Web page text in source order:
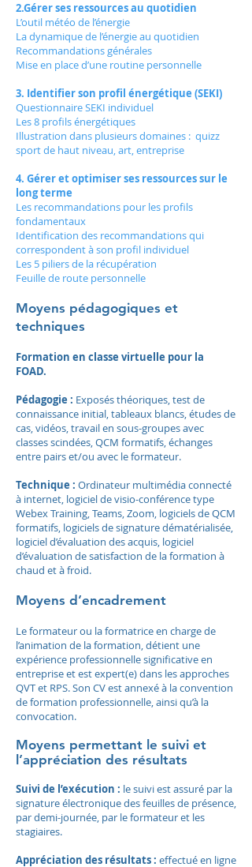
2.Gérer ses ressources au quotidien
L’outil météo de l’énergie
La dynamique de l’énergie au quotidien
Recommandations générales
Mise en place d’une routine personnelle
3. Identifier son profil énergétique (SEKI)
Questionnaire SEKI individuel
Les 8 profils énergétiques
Illustration dans plusieurs domaines : quizz
sport de haut niveau, art, entreprise
4. Gérer et optimiser ses ressources sur le
long terme
Les recommandations pour les profils
fondamentaux
Identification des recommandations qui
correspondent à son profil individuel
Les 5 piliers de la récupération
Feuille de route personnelle
Moyens pédagogiques et
techniques
Formation en classe virtuelle pour la
FOAD.
Pédagogie : Exposés théoriques, test de
connaissance initial, tableaux blancs, études de
cas, vidéos, travail en sous-groupes avec
classes scindées, QCM formatifs, échanges
entre pairs et/ou avec le formateur.
Technique : Ordinateur multimédia connecté
à internet, logiciel de visio-conférence type
Webex Training, Teams, Zoom, logiciels de QCM
formatifs, logiciels de signature dématérialisée,
logiciel d’évaluation des acquis, logiciel
d’évaluation de satisfaction de la formation à
chaud et à froid.
Moyens d’encadrement
Le formateur ou la formatrice en charge de
l’animation de la formation, détient une
expérience professionnelle significative en
entreprise et est expert(e) dans les approches
QVT et RPS. Son CV est annexé à la convention
de formation professionnelle, ainsi qu’à la
convocation.
Moyens permettant le suivi et
l’appréciation des résultats
Suivi de l’exécution : le suivi est assuré par la
signature électronique des feuilles de présence,
par demi-journée, par le formateur et les
stagiaires.
Appréciation des résultats : effectué en ligne